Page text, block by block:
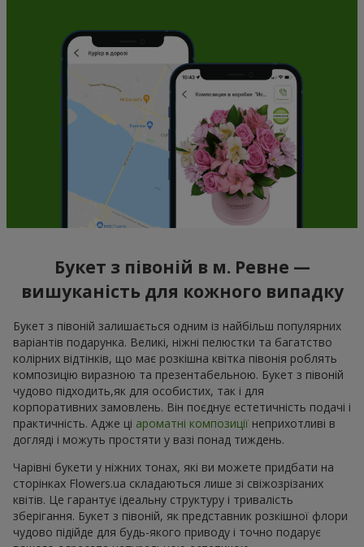
Букет з півоній в м. Ревне —
вишуканість для кожного випадку
Букет з півоній залишається одним із найбільш популярних
варіантів подарунка. Великі, ніжні пелюстки та багатство
колірних відтінків, що має розкішна квітка півонія роблять
композицію виразною та презентабельною. Букет з півоній
чудово підходить,як для особистих, так і для
корпоративних замовлень. Він поєднує естетичність подачі і
практичність. Адже ці ароматні композиції неприхотливі в
догляді і можуть простяти у вазі понад тиждень.
Чарівні букети у ніжних тонах, які ви можете придбати на
сторінках Flowers.ua складаються лише зі свіжозрізаних
квітів. Це гарантує ідеальну структуру і тривалість
зберігання. Букет з півоній, як представник розкішної флори
чудово підійде для будь-якого приводу і точно подарує